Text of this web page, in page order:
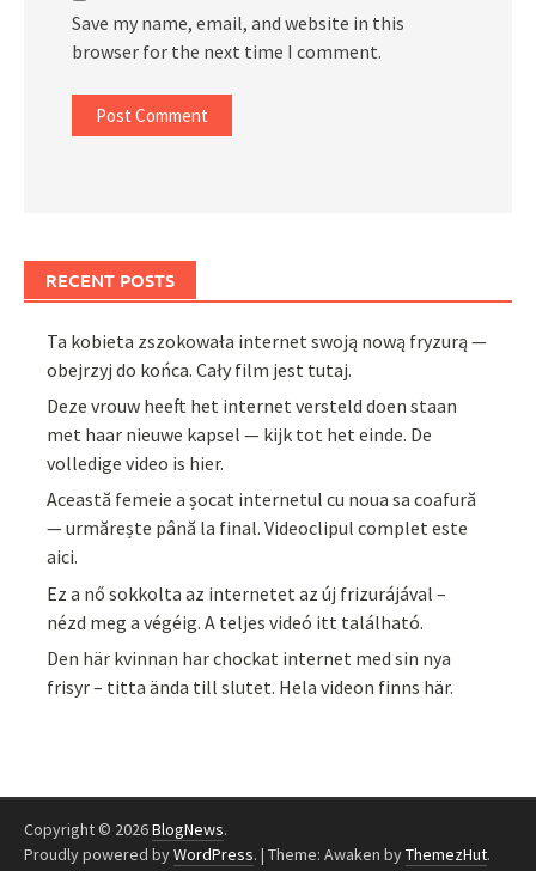
Save my name, email, and website in this
browser for the next time I comment.
RECENT POSTS
Ta kobieta zszokowała internet swoją nową fryzurą —
obejrzyj do końca. Cały film jest tutaj.
Deze vrouw heeft het internet versteld doen staan
met haar nieuwe kapsel — kijk tot het einde. De
volledige video is hier.
Această femeie a șocat internetul cu noua sa coafură
— urmărește până la final. Videoclipul complet este
aici.
Ez a nő sokkolta az internetet az új frizurájával –
nézd meg a végéig. A teljes videó itt található.
Den här kvinnan har chockat internet med sin nya
frisyr – titta ända till slutet. Hela videon finns här.
Copyright © 2026BlogNews.
Proudly powered byWordPress. | Theme: Awaken byThemezHut.